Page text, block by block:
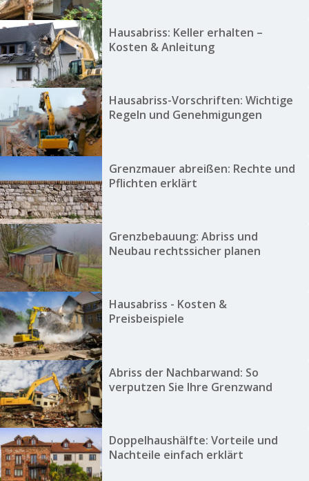
Hausabriss: Keller erhalten –
Kosten & Anleitung
Hausabriss-Vorschriften: Wichtige
Regeln und Genehmigungen
Grenzmauer abreißen: Rechte und
Pflichten erklärt
Grenzbebauung: Abriss und
Neubau rechtssicher planen
Hausabriss - Kosten &
Preisbeispiele
Abriss der Nachbarwand: So
verputzen Sie Ihre Grenzwand
Doppelhaushälfte: Vorteile und
Nachteile einfach erklärt